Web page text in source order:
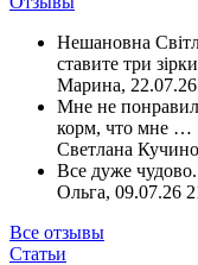
Нешановна
ставите три зірки
Марина,
Мне не
корм, что мне …
Светлана
Все дуже
Ольга, 09.07.26
Все отзывы
Статьи